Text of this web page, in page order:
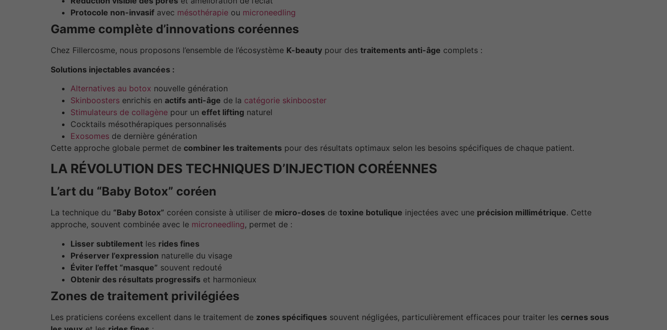
Protocole non-invasif avec mésothérapie ou microneedling
Gamme complète d’innovations coréennes
Chez Fillercosme, nous proposons l’ensemble de l’écosystème K-beauty pour des traitements anti-âge complets :
Solutions injectables avancées :
Alternatives au botox nouvelle génération
Skinboosters enrichis en actifs anti-âge de la catégorie skinbooster
Stimulateurs de collagène pour un effet lifting naturel
Cocktails mésothérapiques personnalisés
Exosomes de dernière génération
Cette approche globale permet de combiner les traitements pour des résultats optimaux selon les besoins spécifiques de chaque patient.
LA RÉVOLUTION DES TECHNIQUES D’INJECTION CORÉENNES
L’art du “Baby Botox” coréen
La technique du “Baby Botox” coréen consiste à utiliser de micro-doses de toxine botulique injectées avec une précision millimétrique. Cette
approche, souvent combinée avec le microneedling, permet de :
Lisser subtilement les rides fines
Préserver l’expression naturelle du visage
Éviter l’effet “masque” souvent redouté
Obtenir des résultats progressifs et harmonieux
Zones de traitement privilégiées
Les praticiens coréens excellent dans le traitement de zones spécifiques souvent négligées, particulièrement efficaces pour traiter les cernes sous